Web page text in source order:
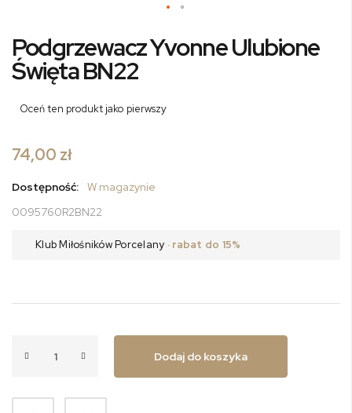
na
początek
galerii
Podgrzewacz Yvonne Ulubione
Święta BN22
Oceń ten produkt jako pierwszy
74,00 zł
Dostępność:
W magazynie
0095760R2BN22
Klub Miłośników Porcelany · rabat do 15%
Dodaj do koszyka